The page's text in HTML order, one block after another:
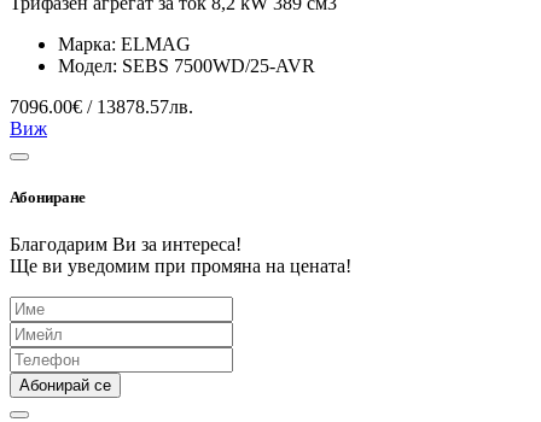
Марка: ELMAG
Модел: SEBS 7500WD/25-AVR
7096.00€ / 13878.57лв.
Виж
Абониране
Благодарим Ви за интереса!
Ще ви уведомим при промяна на цената!
Абонирай се